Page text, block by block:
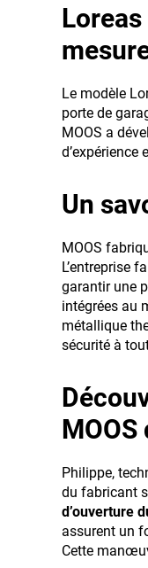
Le modèle
porte de
MOOS a
d’expérience
Un
MOOS
L’entreprise
garantir une
intégrées au
métallique
sécurité à
Philippe,
du fabricant
d’ouverture
assurent un
Cette